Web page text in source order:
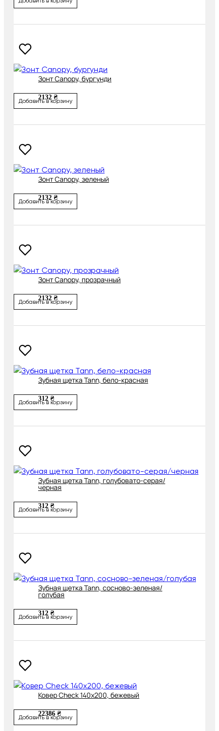
Зонт Canopy, бургунди
2132 ₴
Добавить в корзину
Зонт Canopy, зеленый
2132 ₴
Добавить в корзину
Зонт Canopy, прозрачный
2132 ₴
Добавить в корзину
Зубная щетка Tann, бело-красная
312 ₴
Добавить в корзину
Зубная щетка Tann, голубовато-серая/
черная
312 ₴
Добавить в корзину
Зубная щетка Tann, сосново-зеленая/
голубая
312 ₴
Добавить в корзину
Ковер Check 140х200, бежевый
22386 ₴
Добавить в корзину